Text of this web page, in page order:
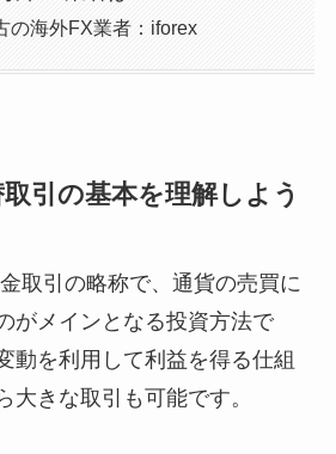
の海外FX業者：iforex
引の基本を理解しよう
取引の略称で、通貨の売買に
がメインとなる投資方法で
動を利用して利益を得る仕組
大きな取引も可能です。